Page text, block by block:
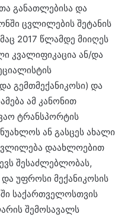
განათლებისა და
ცვლილების შეტანის
2017 წლამდე მიიღეს
კვალიფიკაცია ან/და
გემთმექანიკოსი) და
ამ კანონით
ტრანსპორტის
ან გასცეს ახალი
დაახლოებით
შესაძლებლობას,
უფროსი მექანიკოსის
საქართველოსთვის
შემოსავალს